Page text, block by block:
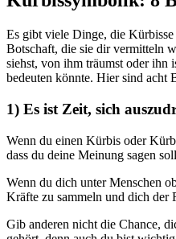
Es gibt viele Dinge, die
Botschaft, die sie dir vermitteln
siehst, von ihm träumst oder ihn
bedeuten könnte. Hier sind acht
1) Es ist Zeit, sich
Wenn du einen Kürbis oder
dass du deine Meinung sagen
Wenn du dich unter Menschen
Kräfte zu sammeln und dich der
Gib anderen nicht die Chance,